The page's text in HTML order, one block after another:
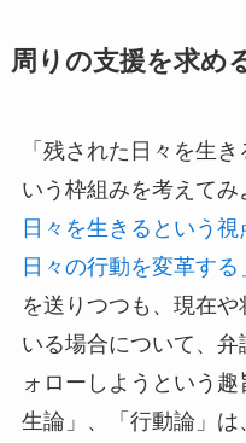
周りの支援を求め
「残された日々を生
いう枠組みを考えてみ
日々を生きるという視
日々の行動を変革する
を送りつつも、現在
いる場合について、
ォローしようという
生論」、「行動論」は